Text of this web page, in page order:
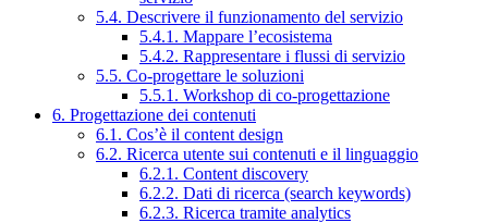
5.4. Descrivere il funzionamento del servizio
5.4.1. Mappare l’ecosistema
5.4.2. Rappresentare i flussi di servizio
5.5. Co-progettare le soluzioni
5.5.1. Workshop di co-progettazione
6. Progettazione dei contenuti
6.1. Cos’è il content design
6.2. Ricerca utente sui contenuti e il linguaggio
6.2.1. Content discovery
6.2.2. Dati di ricerca (search keywords)
6.2.3. Ricerca tramite analytics